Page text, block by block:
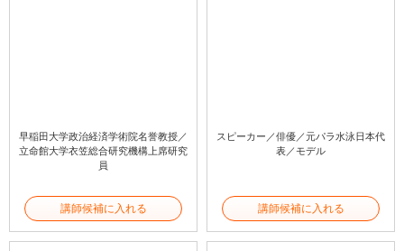
早稲田大学政治経済学術院名誉教授／
立命館大学衣笠総合研究機構上席研究
員
講師候補に入れる
スピーカー／俳優／元パラ水泳日本代
表／モデル
講師候補に入れる